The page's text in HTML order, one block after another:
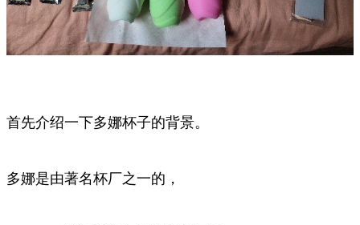
首先介绍一下多娜杯子的背景。
多娜是由著名杯厂之一的，